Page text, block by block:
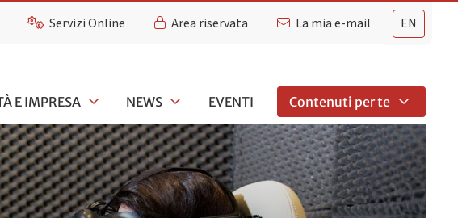
EN
Servizi Online Area riservata La mia e-mail
E IMPRESA NEWS EVENTI Contenuti per te